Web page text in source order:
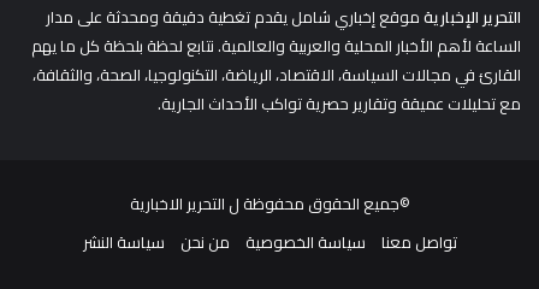
التحرير الإخباريةموقع إخباري شامل يقدم تغطية دقيقة ومحدثة على مدار
الساعة لأهم الأخبار المحلية والعربية والعالمية. نتابع لحظة بلحظة كل ما يهم
القارئ في مجالات السياسة، الاقتصاد، الرياضة، التكنولوجيا، الصحة، والثقافة،
مع تحليلات عميقة وتقارير حصرية تواكب الأحداث الجارية.
©جميع الحقوق محفوظة ل التحرير الاخبارية
تواصل معنا
سياسة الخصوصية من نحن سياسة النشر